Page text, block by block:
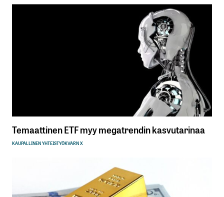
Temaattinen ETF myy megatrendin kasvutarinaa
KAUPALLINEN YHTEISTYÖKVARN X